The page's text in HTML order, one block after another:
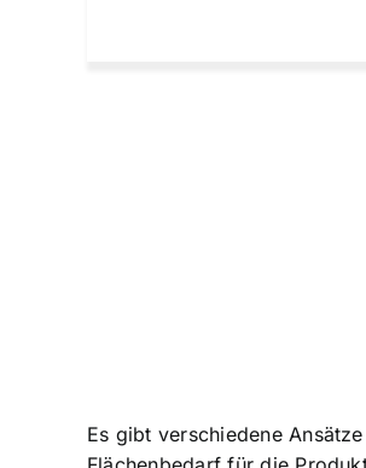
Es gibt verschiedene